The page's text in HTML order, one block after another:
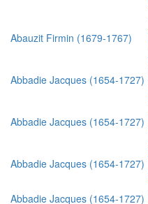
Abauzit Firmin (1679-1767)
Abbadie Jacques (1654-1727)
Abbadie Jacques (1654-1727)
Abbadie Jacques (1654-1727)
Abbadie Jacques (1654-1727)